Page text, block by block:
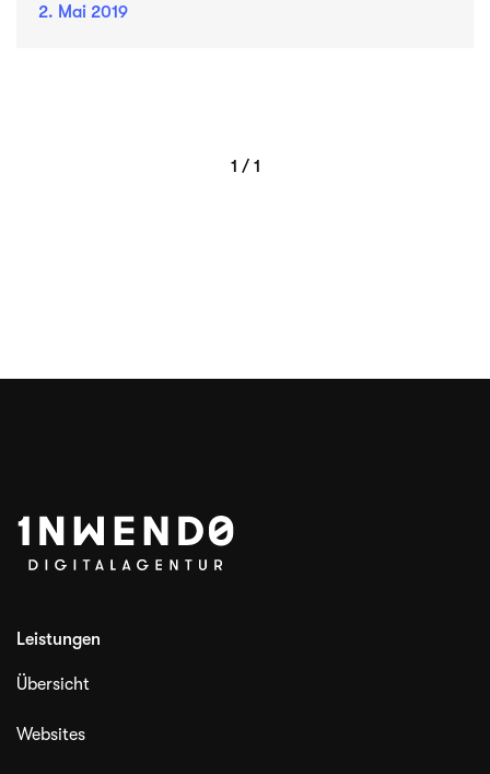
gerecht zu werden.
2. Mai 2019
1 / 1
Leistungen
Übersicht
Websites